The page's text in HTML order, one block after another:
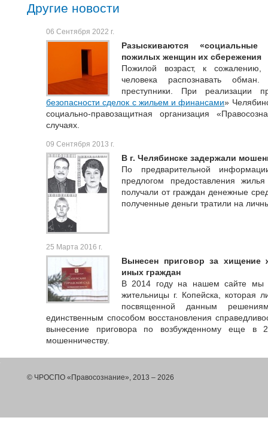
Другие новости
06 Сентября 2022 г.
Разыскиваются
пожилых женщин их сбережения
Пожилой возраст, к сожалению,
человека распознавать
преступники. При реализации
безопасности сделок с жильем и финансами»
социально-правозащитная организация
случаях.
09 Сентября 2013 г.
В г. Челябинске задержали
По предварительной
предлогом предоставления
получали от граждан денежные
полученные деньги тратили на
25 Марта 2016 г.
Вынесен приговор за
иных граждан
В 2014 году на нашем сайте мы
жительницы г. Копейска, которая
посвященной данным
единственным способом восстановления
вынесение приговора по возбужденному еще в
мошенничеству.
© ЧРОСПО «Правосознание», 2013 – 2026